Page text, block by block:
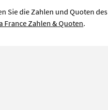
Sie die Zahlen und Quoten des
France Zahlen & Quoten.